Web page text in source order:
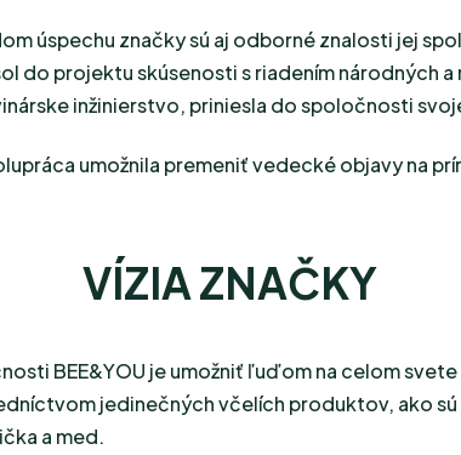
úspechu značky sú aj odborné znalosti jej
do projektu skúsenosti s riadením národných
inžinierstvo, priniesla do spoločnosti
umožnila premeniť vedecké objavy na
VÍZIA ZNAČKY
BEE&YOU je umožniť ľuďom na celom svete
jedinečných včelích produktov, ako
a med.